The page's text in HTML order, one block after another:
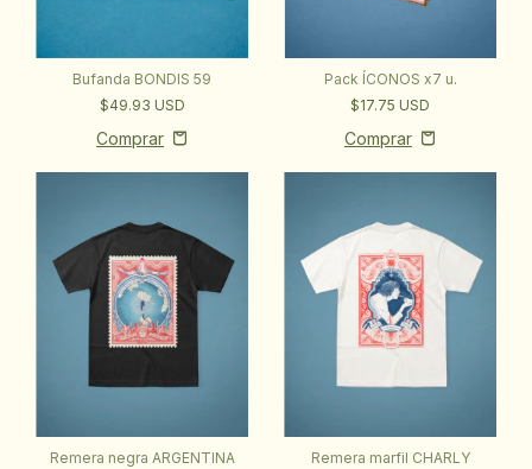
Bufanda BONDIS 59
$49.93 USD
Pack ÍCONOS x7 u.
$17.75 USD
Remera negra ARGENTINA
Remera marfil CHARLY